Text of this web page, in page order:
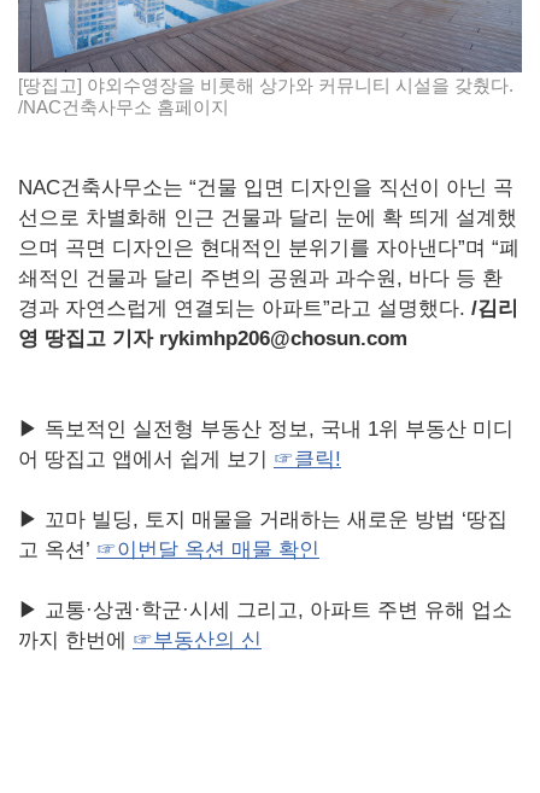
[땅집고] 야외수영장을 비롯해 상가와 커뮤니티 시설을 갖췄다.
/NAC건축사무소 홈페이지
NAC건축사무소는 “건물 입면 디자인을 직선이 아닌 곡
선으로 차별화해 인근 건물과 달리 눈에 확 띄게 설계했
으며 곡면 디자인은 현대적인 분위기를 자아낸다”며 “폐
쇄적인 건물과 달리 주변의 공원과 과수원, 바다 등 환
경과 자연스럽게 연결되는 아파트”라고 설명했다. /김리
영 땅집고 기자 rykimhp206@chosun.com
▶ 독보적인 실전형 부동산 정보, 국내 1위 부동산 미디
어 땅집고 앱에서 쉽게 보기 ☞클릭!
▶ 꼬마 빌딩, 토지 매물을 거래하는 새로운 방법 ‘땅집
고 옥션’ ☞이번달 옥션 매물 확인
▶ 교통·상권·학군·시세 그리고, 아파트 주변 유해 업소
까지 한번에 ☞부동산의 신